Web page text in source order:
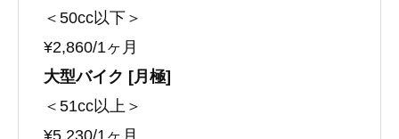
＜50cc以下＞
¥2,860/1ヶ月
大型バイク [月極]
＜51cc以上＞
¥5,230/1ヶ月